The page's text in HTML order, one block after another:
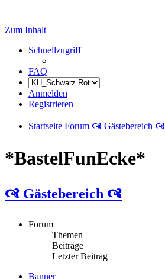
Zum Inhalt
Schnellzugriff
FAQ
Anmelden
Registrieren
Startseite Forum 🙧 Gästebereich 🙧
*BastelFunEcke*
🙧 Gästebereich 🙧
Forum
Themen
Beiträge
Letzter Beitrag
Banner